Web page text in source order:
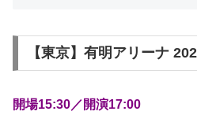
【東京】有明アリーナ
開場15:30／開演17:00